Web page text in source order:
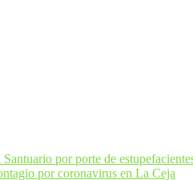
por porte de
por coronavirus en La Ceja